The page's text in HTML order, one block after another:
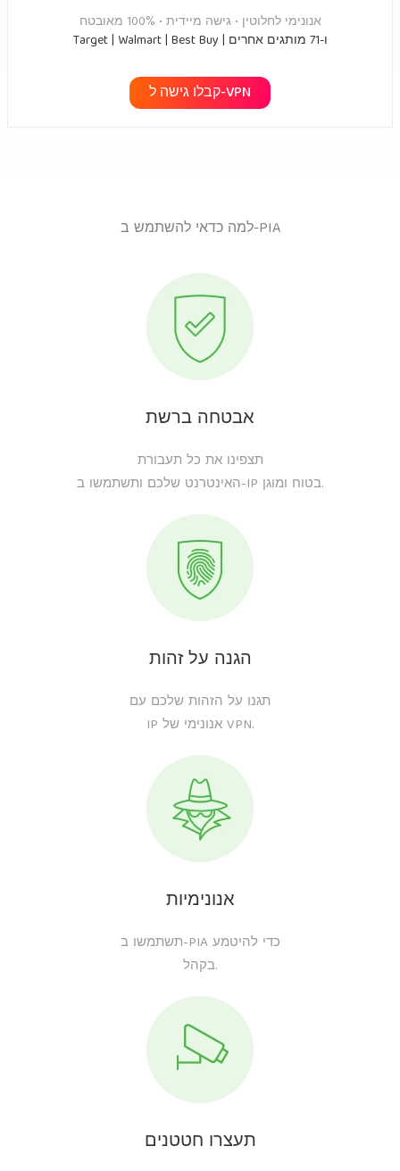
אנונימי לחלוטין • גישה מיידית • 100% מאובטח
Target | Walmart | Best Buy | ו-71 מותגים אחרים
קבלו גישה ל-VPN
למה כדאי להשתמש ב-PIA
אבטחה ברשת
תצפינו את כל תעבורת
האינטרנט שלכם ותשתמשו ב-IP בטוח ומוגן.
הגנה על זהות
תגנו על הזהות שלכם עם
IP אנונימי של VPN.
אנונימיות
תשתמשו ב-PIA כדי להיטמע
בקהל.
תעצרו חטטנים